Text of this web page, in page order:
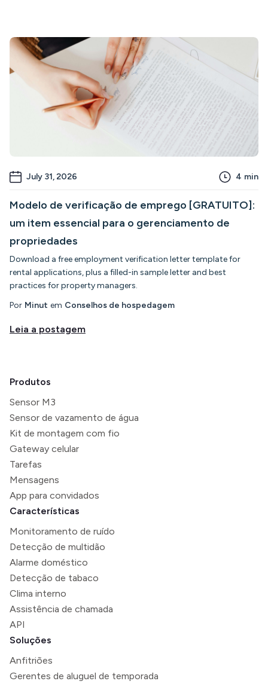
July 31, 2026 4 min
Modelo de verificação de emprego [GRATUITO]:
um item essencial para o gerenciamento de
propriedades
Download a free employment verification letter template for
rental applications, plus a filled-in sample letter and best
practices for property managers.
Por Minut em Conselhos de hospedagem
Leia a postagem
Produtos
Sensor M3
Sensor de vazamento de água
Kit de montagem com fio
Gateway celular
Tarefas
Mensagens
App para convidados
Características
Monitoramento de ruído
Detecção de multidão
Alarme doméstico
Detecção de tabaco
Clima interno
Assistência de chamada
API
Soluções
Anfitriões
Gerentes de aluguel de temporada